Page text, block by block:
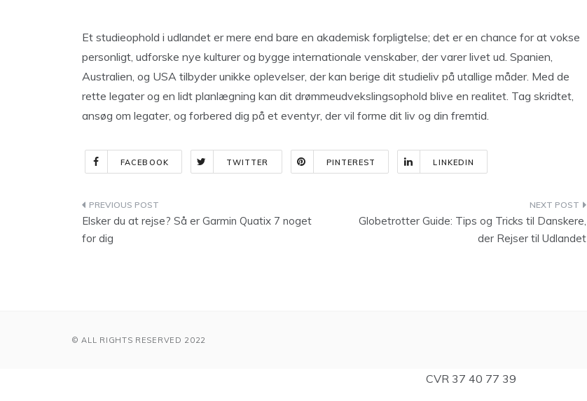
Et studieophold i udlandet er mere end bare en akademisk forpligtelse; det er en chance for at vokse
personligt, udforske nye kulturer og bygge internationale venskaber, der varer livet ud. Spanien,
Australien, og USA tilbyder unikke oplevelser, der kan berige dit studieliv på utallige måder. Med de
rette legater og en lidt planlægning kan dit drømmeudvekslingsophold blive en realitet. Tag skridtet,
ansøg om legater, og forbered dig på et eventyr, der vil forme dit liv og din fremtid.
FACEBOOK TWITTER PINTEREST LINKEDIN
Indlægsnavigation
Elsker du at rejse? Så er Garmin Quatix 7 noget
for dig
Globetrotter Guide: Tips og Tricks til Danskere,
der Rejser til Udlandet
© ALL RIGHTS RESERVED 2022
CVR 37 40 77 39